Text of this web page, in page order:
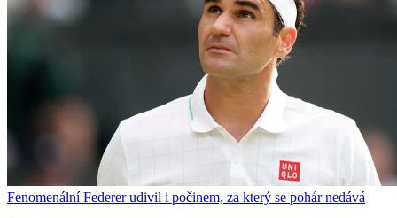
Fenomenální Federer udivil i počinem, za který se pohár nedává